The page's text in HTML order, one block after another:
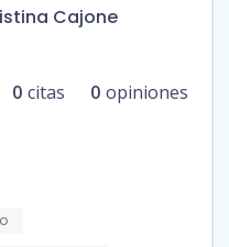
Cajone
0 citas 0 opiniones